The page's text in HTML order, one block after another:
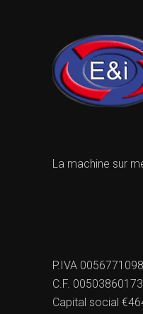
La machine sur
P.IVA
C.F. 00503860173
Capital social